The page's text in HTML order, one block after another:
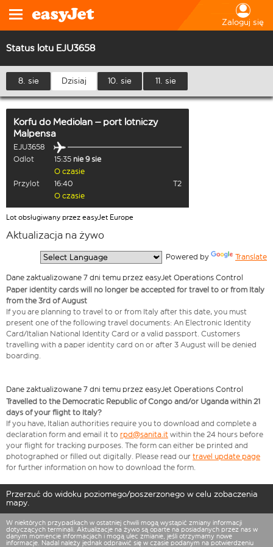
Zaloguj się
Status lotu EJU3658
8. sie Dzisiaj 10. sie 11. sie
Korfu do Mediolan – port lotniczy
Malpensa
EJU3658
Odlot
15:35 nie 9 sie
O czasie
Przylot
16:40
T2
O czasie
Lot obsługiwany przez easyJet Europe
Aktualizacja na żywo
Powered by Translate
Dane zaktualizowane 7 dni temu przez easyJet Operations Control
Paper identity cards will no longer be accepted for travel to or from Italy
from the 3rd of August
If you are planning to travel to or from Italy after this date, you must
present one of the following travel documents: An Electronic Identity
Card/Italian National Identity Card or a valid passport. Customers
travelling with a paper identity card on or after 3 August will be denied
boarding.
Dane zaktualizowane 7 dni temu przez easyJet Operations Control
Travelled to the Democratic Republic of Congo and/or Uganda within 21
days of your flight to Italy?
If you have, Italian authorities require you to download and complete a
declaration form and email it to rpd@sanita.it within the 24 hours before
your flight for tracking purposes. The form can either be printed and
photographed or filled out digitally. Please read our travel update page
for further information on how to download the form.
Przerzuć do widoku poziomego/poszerzonego w celu zobaczenia
mapy.
W niektórych przypadkach w ostatniej chwili mogą wystąpić zmiany informacji
dotyczących terminali. Aktualizacje na żywo są oparte na posiadanych przez nas w
danym momencie informacjach i mogą ulec zmianie, jeśli otrzymamy nowe
informacje. Nadal należy jednak odprawić się w czasie podanym na potwierdzeniu